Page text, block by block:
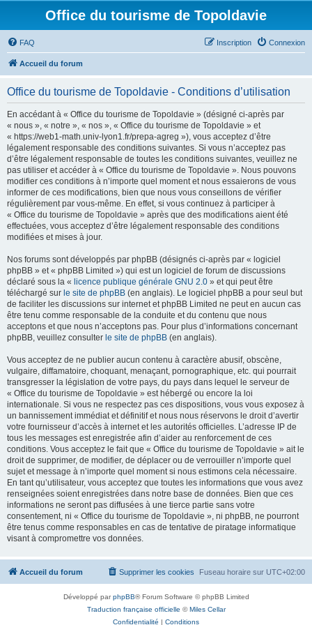
Office du tourisme de Topoldavie
FAQ Connexion
Inscription
Accueil du forum
Office du tourisme de Topoldavie - Conditions d’utilisation
En accédant à « Office du tourisme de Topoldavie » (désigné ci-après par
« nous », « notre », « nos », « Office du tourisme de Topoldavie » et
« https://web1-math.univ-lyon1.fr/prepa-agreg »), vous acceptez d’être
légalement responsable des conditions suivantes. Si vous n’acceptez pas
d’être légalement responsable de toutes les conditions suivantes, veuillez ne
pas utiliser et accéder à « Office du tourisme de Topoldavie ». Nous pouvons
modifier ces conditions à n’importe quel moment et nous essaierons de vous
informer de ces modifications, bien que nous vous conseillons de vérifier
régulièrement par vous-même. En effet, si vous continuez à participer à
« Office du tourisme de Topoldavie » après que des modifications aient été
effectuées, vous acceptez d’être légalement responsable des conditions
modifiées et mises à jour.
Nos forums sont développés par phpBB (désignés ci-après par « logiciel
phpBB » et « phpBB Limited ») qui est un logiciel de forum de discussions
déclaré sous la « licence publique générale GNU 2.0 » et qui peut être
téléchargé sur le site de phpBB (en anglais). Le logiciel phpBB a pour seul but
de faciliter les discussions sur internet et phpBB Limited ne peut en aucun cas
être tenu comme responsable de la conduite et du contenu que nous
acceptons et que nous n’acceptons pas. Pour plus d’informations concernant
phpBB, veuillez consulter le site de phpBB (en anglais).
Vous acceptez de ne publier aucun contenu à caractère abusif, obscène,
vulgaire, diffamatoire, choquant, menaçant, pornographique, etc. qui pourrait
transgresser la législation de votre pays, du pays dans lequel le serveur de
« Office du tourisme de Topoldavie » est hébergé ou encore la loi
internationale. Si vous ne respectez pas ces dispositions, vous vous exposez à
un bannissement immédiat et définitif et nous nous réservons le droit d’avertir
votre fournisseur d’accès à internet et les autorités officielles. L’adresse IP de
tous les messages est enregistrée afin d’aider au renforcement de ces
conditions. Vous acceptez le fait que « Office du tourisme de Topoldavie » ait le
droit de supprimer, de modifier, de déplacer ou de verrouiller n’importe quel
sujet et message à n’importe quel moment si nous estimons cela nécessaire.
En tant qu’utilisateur, vous acceptez que toutes les informations que vous avez
renseignées soient enregistrées dans notre base de données. Bien que ces
informations ne seront pas diffusées à une tierce partie sans votre
consentement, ni « Office du tourisme de Topoldavie », ni phpBB, ne pourront
être tenus comme responsables en cas de tentative de piratage informatique
visant à compromettre vos données.
Accueil du forum Fuseau horaire sur UTC+02:00
Supprimer les cookies
Développé parphpBB® Forum Software © phpBB Limited
Traduction française officielle ©Miles Cellar
Confidentialité | Conditions